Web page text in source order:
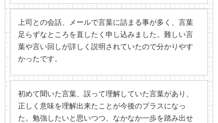
上司との会話、メールで言葉に詰まる事が多く、言葉
足らずなところを直したく申し込みました。難しい言
葉や言い回しが詳しく説明されていたので分かりやす
かったです。
初めて聞いた言葉、誤って理解していた言葉があり、
正しく意味を理解出来たことが今後のプラスになっ
た。勉強したいと思いつつ、なかなか一歩を踏み出せ